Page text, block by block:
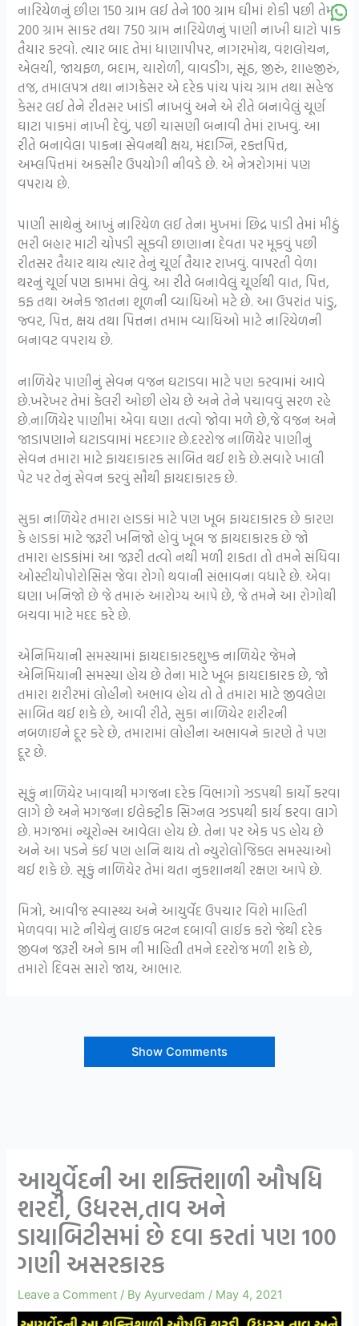
નારિયેળનું છીણ 150 ગ્રામ લઈ તેને 100 ગ્રામ ઘીમાં શેકી પછી તેમાં
200 ગ્રામ સાકર તથા 750 ગ્રામ નારિયેળનું પાણી નાખી ઘાટો પાક
તૈયાર કરવો. ત્યાર બાદ તેમાં ધાણાપીપર, નાગરમોથ, વંશલોચન,
એલચી, જાયફળ, બદામ, ચારોળી, વાવડીંગ, સૂંઠ, જીરું, શાહજીરું,
તજ, તમાલપત્ર તથા નાગકેસર એ દરેક પાંચ પાંચ ગ્રામ તથા સહેજ
કેસર લઈ તેને રીતસર ખાંડી નાખવું અને એ રીતે બનાવેલું ચૂર્ણ
ઘાટા પાકમાં નાખી દેવું, પછી ચાસણી બનાવી તેમાં રાખવું. આ
રીતે બનાવેલા પાકના સેવનથી ક્ષય, મંદાગ્નિ, રક્તપિત્ત,
અમ્લપિત્તમાં અકસીર ઉપયોગી નીવડે છે. એ નેત્રરોગમાં પણ
વપરાય છે.
પાણી સાથેનું આખું નારિયેળ લઈ તેના મુખમાં છિદ્ર પાડી તેમાં મીઠું
ભરી બહાર માટી ચોપડી સૂકવી છાણાના દેવતા પર મૂકવું પછી
રીતસર તૈયાર થાય ત્યાર તેનું ચૂર્ણ તૈયાર રાખવું. વાપરતી વેળા
થરનું ચૂર્ણ પણ કામમાં લેવું. આ રીતે બનાવેલું ચૂર્ણથી વાત, પિત્ત,
કફ તથા અનેક જાતના શૂળની વ્યાધિઓ મટે છે. આ ઉપરાંત પાંડુ,
જ્વર, પિત્ત, ક્ષય તથા પિત્તના તમામ વ્યાધિઓ માટે નારિયેળની
બનાવટ વપરાય છે.
નાળિયેર પાણીનું સેવન વજન ઘટાડવા માટે પણ કરવામાં આવે
છે.ખરેખર તેમાં કેલરી ઓછી હોય છે અને તેને પચાવવું સરળ રહે
છે.નાળિયેર પાણીમાં એવા ઘણા તત્વો જોવા મળે છે,જે વજન અને
જાડાપણાને ઘટાડવામાં મદદગાર છે.દરરોજ નાળિયેર પાણીનું
સેવન તમારા માટે ફાયદાકારક સાબિત થઈ શકે છે.સવારે ખાલી
પેટ પર તેનું સેવન કરવું સૌથી ફાયદાકારક છે.
સુકા નાળિયેર તમારા હાડકાં માટે પણ ખૂબ ફાયદાકારક છે કારણ
કે હાડકાં માટે જરૂરી ખનિજો હોવું ખૂબ જ ફાયદાકારક છે જો
તમારા હાડકાંમાં આ જરૂરી તત્વો નથી મળી શકતા તો તમને સંધિવા
ઓસ્ટીયોપોરોસિસ જેવા રોગો થવાની સંભાવના વધારે છે. એવા
ઘણા ખનિજો છે જે તમારું આરોગ્ય આપે છે, જે તમને આ રોગોથી
બચવા માટે મદદ કરે છે.
એનિમિયાની સમસ્યામાં ફાયદાકારકશુષ્ક નાળિયેર જેમને
એનિમિયાની સમસ્યા હોય છે તેના માટે ખૂબ ફાયદાકારક છે, જો
તમારા શરીરમાં લોહીનો અભાવ હોય તો તે તમારા માટે જીવલેણ
સાબિત થઈ શકે છે, આવી રીતે, સુકા નાળિયેર શરીરની
નબળાઇને દૂર કરે છે, તમારામાં લોહીના અભાવને કારણે તે પણ
દૂર છે.
સૂકું નાળિયેર ખાવાથી મગજના દરેક વિભાગો ઝડપથી કાર્યો કરવા
લાગે છે અને મગજના ઈલેક્ટ્રીક સિગ્નલ ઝડપથી કાર્ય કરવા લાગે
છે. મગજમાં ન્યૂરોન્સ આવેલા હોય છે. તેના પર એક પડ હોય છે
અને આ પડને કંઈ પણ હાનિ થાય તો ન્યુરોલોજિકલ સમસ્યાઓ
થઈ શકે છે. સૂકું નાળિયેર તેમાં થતા નુકશાનથી રક્ષણ આપે છે.
મિત્રો, આવીજ સ્વાસ્થ્ય અને આયુર્વેદ ઉપચાર વિશે માહિતી
મેળવવા માટે નીચેનું લાઇક બટન દબાવી લાઈક કરો જેથી દરેક
જીવન જરૂરી અને કામ ની માહિતી તમને દરરોજ મળી શકે છે,
તમારો દિવસ સારો જાય, આભાર.
Show Comments
આયુર્વેદની આ શક્તિશાળી ઔષધિ
શરદી, ઉધરસ,તાવ અને
ડાયાબિટીસમાં છે દવા કરતાં પણ 100
ગણી અસરકારક
Leave a Comment / ByAyurvedam / May 4, 2021